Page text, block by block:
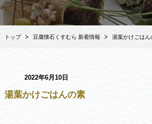
トップ 豆腐懐石くすむら 新着情報 湯葉かけごはん
2022年6月10日
湯葉かけごはんの素